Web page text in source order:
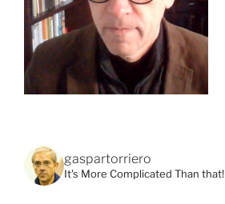
gaspartorriero
It's More Complicated Than that!